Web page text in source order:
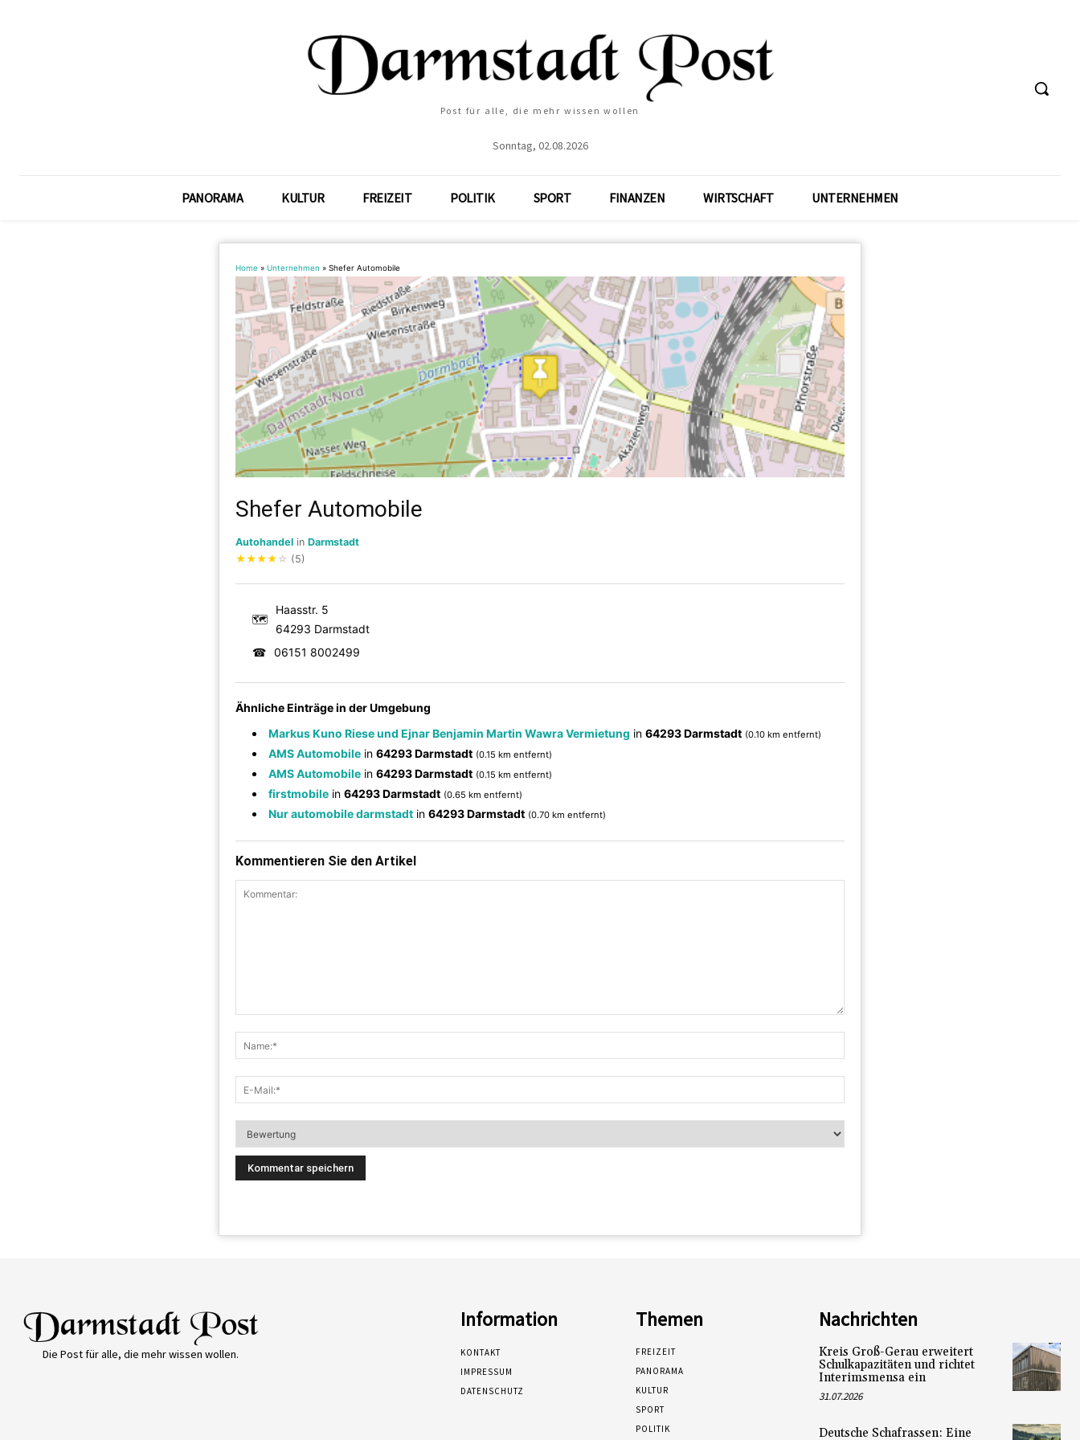
Post für alle, die mehr wissen wollen
Sonntag, 02.08.2026
PANORAMA KULTUR FREIZEIT POLITIK SPORT FINANZEN WIRTSCHAFT UNTERNEHMEN
Home » Unternehmen » Shefer Automobile
Shefer Automobile
Autohandel in Darmstadt
★★★★ ☆ (5)
🗺
Haasstr. 5
64293 Darmstadt
☎ 06151 8002499
Ähnliche Einträge in der Umgebung
Markus Kuno Riese und Ejnar Benjamin Martin Wawra Vermietung in 64293 Darmstadt (0.10 km entfernt)
AMS Automobile in 64293 Darmstadt (0.15 km entfernt)
AMS Automobile in 64293 Darmstadt (0.15 km entfernt)
firstmobile in 64293 Darmstadt (0.65 km entfernt)
Nur automobile darmstadt in 64293 Darmstadt (0.70 km entfernt)
Kommentieren Sie den Artikel
Die Post für alle, die mehr wissen wollen.
Information
KONTAKT
IMPRESSUM
DATENSCHUTZ
Themen
FREIZEIT
PANORAMA
KULTUR
SPORT
POLITIK
Nachrichten
Kreis Groß-Gerau erweitert
Schulkapazitäten und richtet
Interimsmensa ein
31.07.2026
Deutsche Schafrassen: Eine